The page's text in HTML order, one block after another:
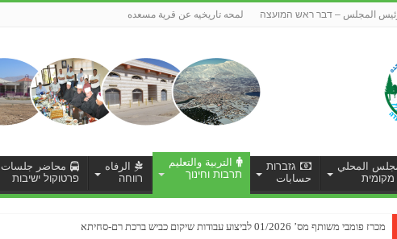
المجلس – דבר ראש המועצה لمحه تاريخيه عن قرية مسعده
المحلي
גזברות
حسابات
التربية والتعليم
תרבות וחינוך
الرفاه
רווחה
محاضر جلسات
פרטוקול ישיבות
מכרז פומבי משותף מס’ 01/2026 לביצוע עבודות שיקום כביש ברכת רם-סחיתא
הזמנה להגשת הצעות מחיר למתן שירותי מדידת מצב קיים לצורך תכנון מפורט לשכונת אלחפור